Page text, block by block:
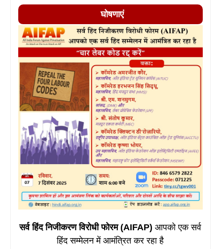
घोषणाएं
सर्व हिंद निजीकरण विरोधी फोरम (AIFAP)आपको एक सर्व
हिंद सम्मेलन में आमंत्रित कर रहा है